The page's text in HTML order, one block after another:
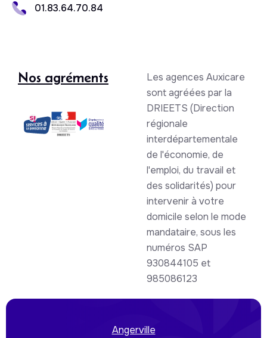
01.83.64.70.84
Nos agréments
Les agences Auxicare
sont agréées par la
DRIEETS (Direction
régionale
interdépartementale
de l'économie, de
l'emploi, du travail et
des solidarités) pour
intervenir à votre
domicile selon le mode
mandataire, sous les
numéros SAP
930844105 et
985086123
Angerville